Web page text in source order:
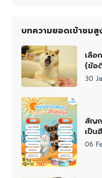
บทความยอดเข้าชมสู
เลือ
(ข้อ
30
สัญ
เป็น
06